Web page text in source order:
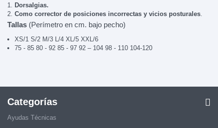
Dorsalgias.
Como corrector de posiciones incorrectas y vicios posturales.
Tallas (Perímetro en cm. bajo pecho)
XS/1 S/2 M/3 L/4 XL/5 XXL/6
75 - 85 80 - 92 85 - 97 92 – 104 98 - 110 104-120
Categorías
Ayudas Técnicas